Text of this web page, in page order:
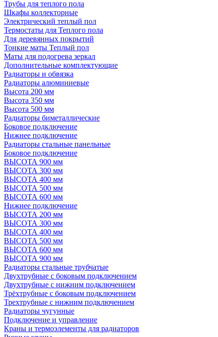
Трубы для теплого пола
Шкафы коллекторные
Электрический теплый пол
Термостаты для Теплого пола
Для деревянных покрытий
Тонкие маты Теплый пол
Маты для подогрева зеркал
Дополнительные комплектующие
Радиаторы и обвязка
Радиаторы алюминиевые
Высота 200 мм
Высота 350 мм
Высота 500 мм
Радиаторы биметаллические
Боковое подключение
Нижнее подключение
Радиаторы стальные панельные
Боковое подключение
ВЫСОТА 900 мм
ВЫСОТА 300 мм
ВЫСОТА 400 мм
ВЫСОТА 500 мм
ВЫСОТА 600 мм
Нижнее подключение
ВЫСОТА 200 мм
ВЫСОТА 300 мм
ВЫСОТА 400 мм
ВЫСОТА 500 мм
ВЫСОТА 600 мм
ВЫСОТА 900 мм
Радиаторы стальные трубчатые
Двухтрубные с боковым подключением
Двухтрубные с нижним подключением
Трёхтрубные с боковым подключением
Трехтрубные с нижним подключением
Радиаторы чугунные
Подключение и управление
Краны и термоэлементы для радиаторов